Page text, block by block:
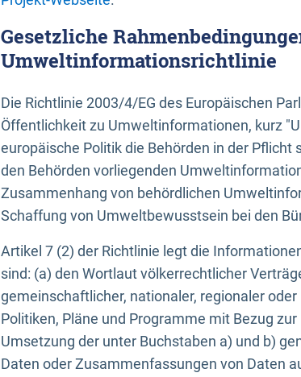
Gesetzliche
Umweltinformationsrichtlinie
Die Richtlinie 2003/4/EG des Europäischen
Öffentlichkeit zu Umweltinformationen, kurz
europäische Politik die Behörden in der
den Behörden vorliegenden
Zusammenhang von behördlichen
Schaffung von Umweltbewusstsein bei den
Artikel 7 (2) der Richtlinie legt die
sind: (a) den Wortlaut völkerrechtlicher
gemeinschaftlicher, nationaler, regionaler
Politiken, Pläne und Programme mit Bezug
Umsetzung der unter Buchstaben a) und b)
Daten oder Zusammenfassungen von Daten